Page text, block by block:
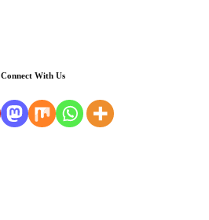
Connect With Us